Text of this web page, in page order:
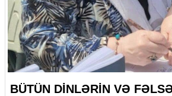
BÜTÜN DİNLƏRİN VƏ